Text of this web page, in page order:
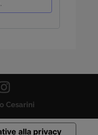
Cesarini
alla privacy